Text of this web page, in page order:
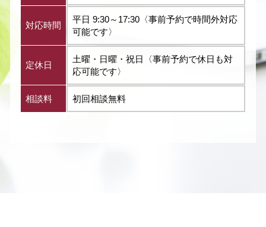
対応時間
平日 9:30～17:30〈事前予約で時間外対応
可能です〉
定休日
土曜・日曜・祝日〈事前予約で休日も対
応可能です〉
相談料 初回相談無料